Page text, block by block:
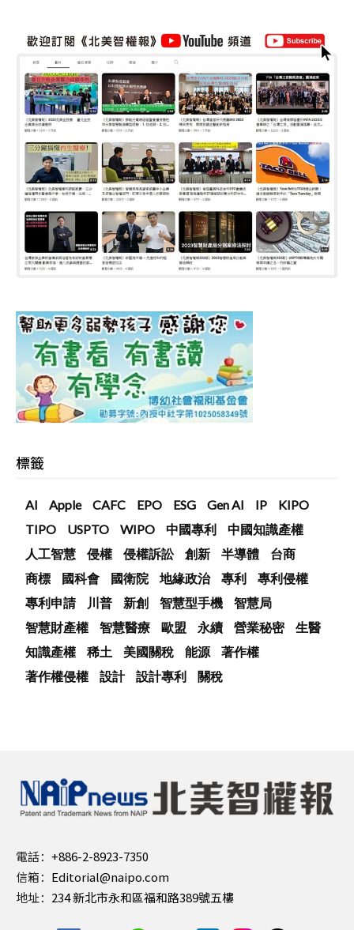
標籤
AI Apple CAFC EPO ESG Gen AI IP
KIPO
TIPO
USPTO WIPO 中國專利
中國知識產權
人工智慧
侵權 侵權訴訟 創新 半導體
台商
商標
國科會 國衛院 地緣政治 專利
專利侵權
專利申請
川普 新創 智慧型手機
智慧局
智慧財產權
智慧醫療 歐盟 永續 營業秘密
生醫
知識產權
稀土 美國關稅 能源
著作權
著作權侵權
設計 設計專利 關稅
電話： +886-2-8923-7350
信箱： Editorial@naipo.com
地址： 234 新北市永和區福和路389號五樓